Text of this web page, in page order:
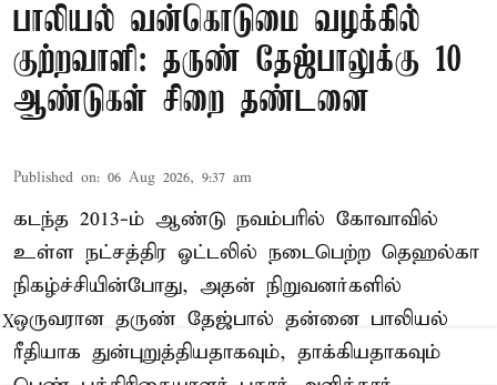
பாலியல் வன்கொடுமை வழக்கில்
குற்றவாளி: தருண் தேஜ்பாலுக்கு 10
ஆண்டுகள் சிறை தண்டனை
Published on: 06 Aug 2026, 9:37 am
கடந்த 2013-ம் ஆண்டு நவம்பரில் கோவாவில்
உள்ள நட்சத்திர ஓட்டலில் நடைபெற்ற தெஹல்கா
நிகழ்ச்சியின்போது, அதன் நிறுவனர்களில்
ஒருவரான தருண் தேஜ்பால் தன்னை பாலியல்
ரீதியாக துன்புறுத்தியதாகவும், தாக்கியதாகவும்
X